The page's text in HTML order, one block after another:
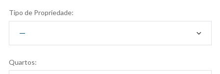
Tipo de Propriedade:
Quartos: